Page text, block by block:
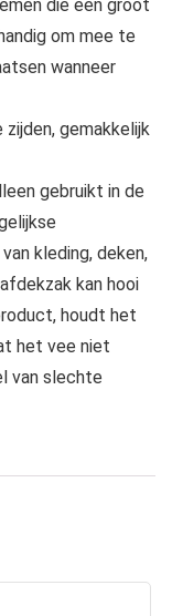
die een groot
om mee te
wanneer
gemakkelijk
gebruikt in de
kleding, deken,
kan hooi
houdt het
het vee niet
van slechte